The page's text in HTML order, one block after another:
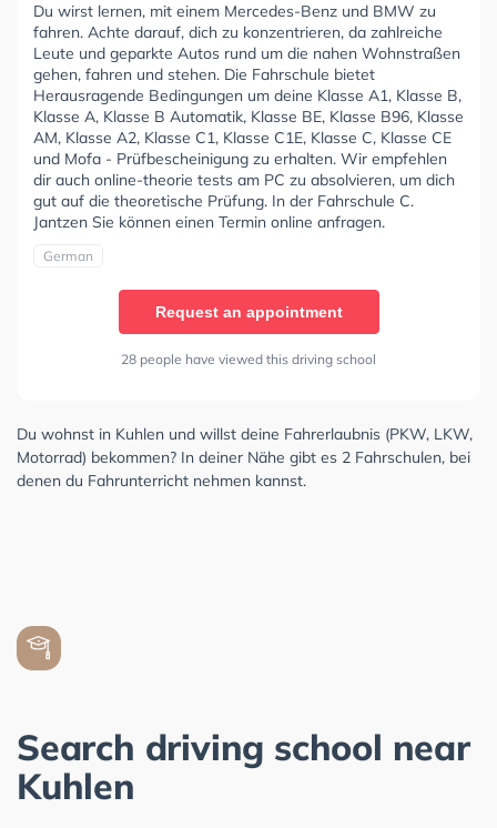
Du wirst lernen, mit einem Mercedes-Benz und BMW zu
fahren. Achte darauf, dich zu konzentrieren, da zahlreiche
Leute und geparkte Autos rund um die nahen Wohnstraßen
gehen, fahren und stehen. Die Fahrschule bietet
Herausragende Bedingungen um deine Klasse A1, Klasse B,
Klasse A, Klasse B Automatik, Klasse BE, Klasse B96, Klasse
AM, Klasse A2, Klasse C1, Klasse C1E, Klasse C, Klasse CE
und Mofa - Prüfbescheinigung zu erhalten. Wir empfehlen
dir auch online-theorie tests am PC zu absolvieren, um dich
gut auf die theoretische Prüfung. In der Fahrschule C.
Jantzen Sie können einen Termin online anfragen.
German
Request an appointment
28 people have viewed this driving school
Du wohnst in Kuhlen und willst deine Fahrerlaubnis (PKW, LKW,
Motorrad) bekommen? In deiner Nähe gibt es 2 Fahrschulen, bei
denen du Fahrunterricht nehmen kannst.
Search driving school near
Kuhlen